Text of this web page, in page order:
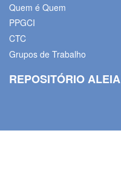
Quem é Quem
PPGCI
CTC
Grupos de Trabalho
REPOSITÓRIO ALEIA